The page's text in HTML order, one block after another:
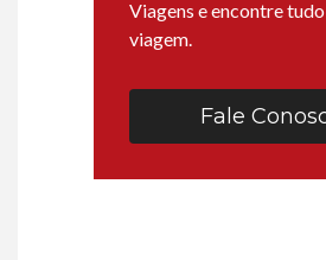
Viagens e encontre
viagem.
Fale